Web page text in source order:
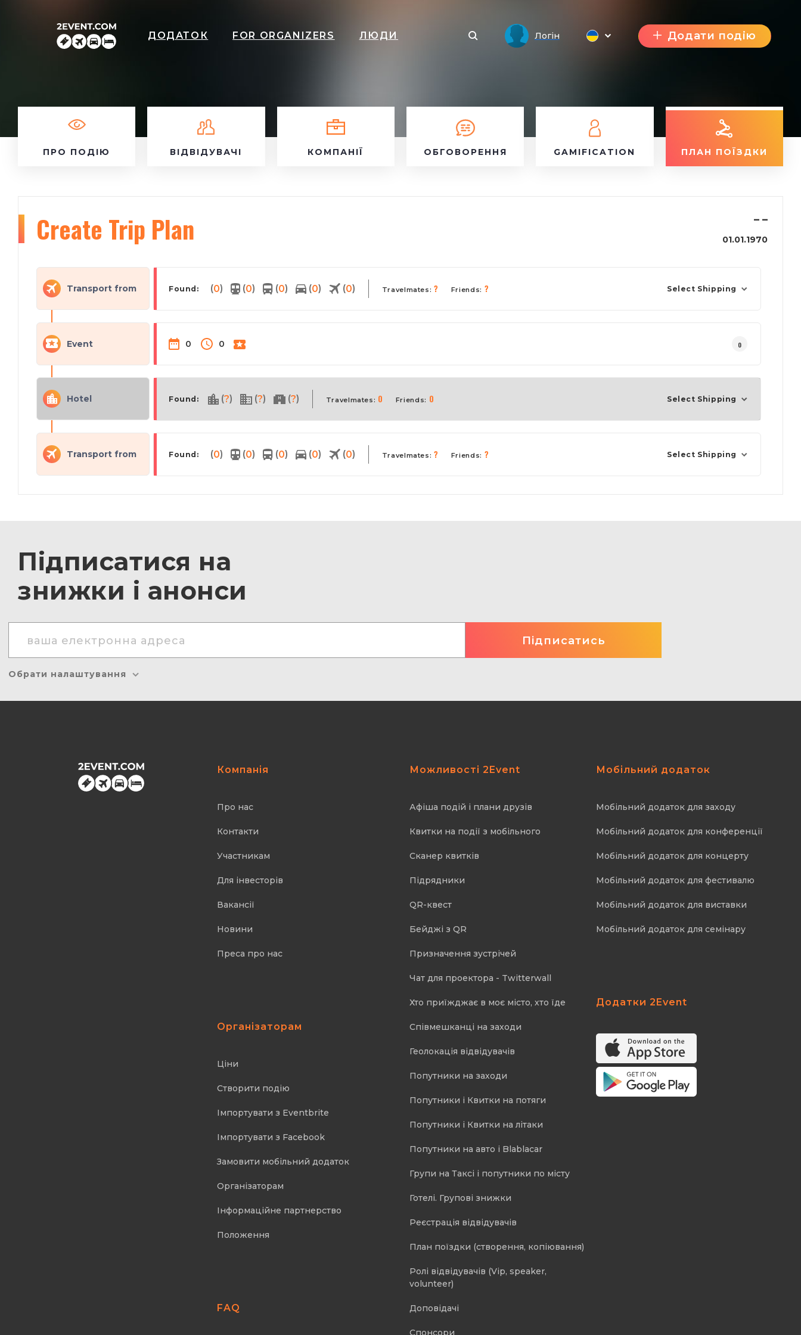
ДОДАТОК FOR ORGANIZERS ЛЮДИ Логін Додати подію
ПРО ПОДІЮ ВІДВІДУВАЧІ КОМПАНІЇ ОБГОВОРЕННЯ GAMIFICATION ПЛАН ПОЇЗДКИ
Create Trip Plan – –
01.01.1970
Transport from Found: (0) (0) (0) (0) (0) Travelmates:? Friends: ? Select Shipping
Event 0 0 0
Hotel Found: (?) (?) (?) Travelmates: 0 Friends: 0 Select Shipping
Transport from Found: (0) (0) (0) (0) (0) Travelmates:? Friends: ? Select Shipping
Підписатися на
знижки і анонси
Обрати налаштування
Компанія
Про нас
Контакти
Участникам
Для інвесторів
Вакансії
Новини
Преса про нас
Організаторам
Ціни
Створити подію
Імпортувати з Eventbrite
Імпортувати з Facebook
Замовити мобільний додаток
Організаторам
Інформаційне партнерство
Положення
FAQ
Можливості 2Event
Афіша подій і плани друзів
Квитки на події з мобільного
Cканер квитків
Підрядники
QR-квест
Бейджі з QR
Призначення зустрічей
Чат для проектора - Twitterwall
Хто приїжджає в моє місто, хто їде
Співмешканці на заходи
Геолокація відвідувачів
Попутники на заходи
Попутники і Квитки на потяги
Попутники і Квитки на літаки
Попутники на авто і Blablacar
Групи на Таксі і попутники по місту
Готелі. Групові знижки
Реєстрація відвідувачів
План поїздки (створення, копіювання)
Ролі відвідувачів (Vip, speaker,
volunteer)
Доповідачі
Спонсори
Мобільний додаток
Мобільний додаток для заходу
Мобільний додаток для конференції
Мобільний додаток для концерту
Мобільний додаток для фестивалю
Мобільний додаток для виставки
Мобільний додаток для семінару
Додатки 2Event